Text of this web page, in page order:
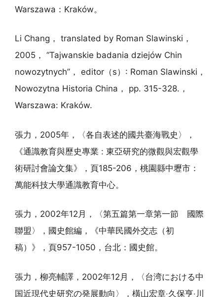
Warszawa：Kraków。
Li Chang， translated by Roman Slawinski，
2005， “Tajwanskie badania dziejów Chin
nowozytnych”， editor（s）: Roman Slawinski，
Nowozytna Historia China， pp. 315-328.，
Warszawa: Kraków.
張力，2005年，〈各自表述的國共臺海戰史〉，
《通識教育與歷史專業 : 東亞研究的微觀與宏觀學
術研討會論文集》，頁185-206，桃園縣中壢市：
萬能科技大學通識教育中心。
張力，2002年12月，〈第五篇第一章第一節 國際
聯盟〉，國史館編，《中華民國外交志（初
稿）》，頁957-1050，台北：國史館。
張力，柳亮輔譯，2002年12月，〈台湾における中
国近現代史研究の発展動向〉，橫山宏章‧久保亨‧川